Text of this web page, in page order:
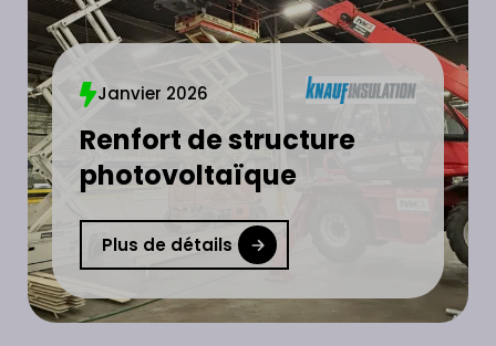
Janvier 2026
Renfort de structure
photovoltaïque
Plus de détails